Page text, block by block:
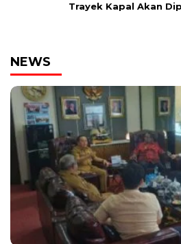
Trayek Kapal Akan
NEWS